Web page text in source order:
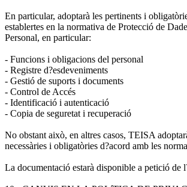
En particular, adoptarà les pertinents i
establertes en la normativa de Protecció de
Personal, en particular:
- Funcions i obligacions del personal
- Registre d?esdeveniments
- Gestió de suports i documents
- Control de Accés
- Identificació i autenticació
- Copia de seguretat i recuperació
No obstant això, en altres casos, TEISA
necessàries i obligatòries d?acord amb les
La documentació estarà disponible a petició de